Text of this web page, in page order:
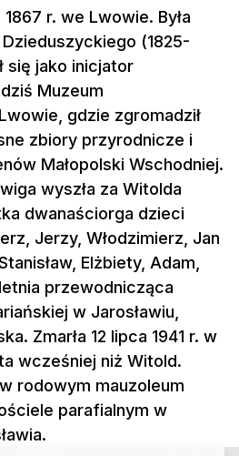
r. we Lwowie. Była
(1825-
się jako inicjator
Muzeum
gdzie zgromadził
zbiory przyrodnicze i
Małopolski Wschodniej.
wyszła za Witolda
dwanaściorga dzieci
Jerzy, Włodzimierz, Jan
Elżbiety, Adam,
przewodnicząca
w Jarosławiu,
Zmarła 12 lipca 1941 r. w
wcześniej niż Witold.
rodowym mauzoleum
parafialnym w